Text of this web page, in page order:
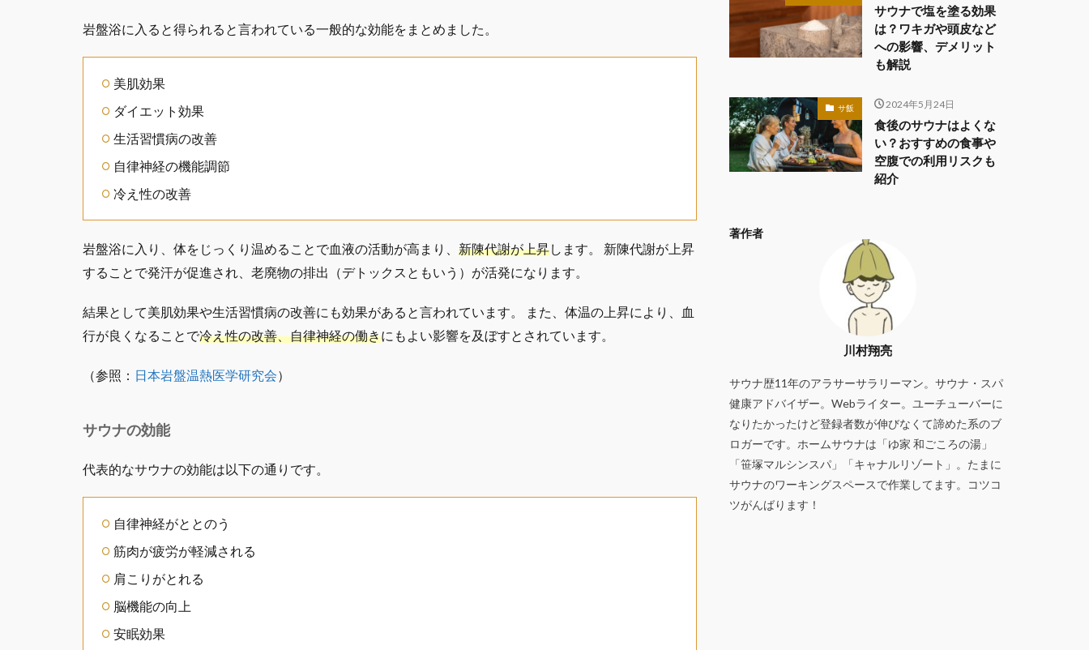
岩盤浴に入ると得られると言われている一般的な効能をまとめました。
美肌効果
ダイエット効果
生活習慣病の改善
自律神経の機能調節
冷え性の改善
岩盤浴に入り、体をじっくり温めることで血液の活動が高まり、 新陳代謝が上昇します。 新陳代謝が上昇
することで発汗が促進され、老廃物の排出（デトックスともいう）が活発になります。
結果として美肌効果や生活習慣病の改善にも効果があると言われています。 また、体温の上昇により、血
行が良くなることで冷え性の改善、自律神経の働きにもよい影響を及ぼすとされています。
（参照： 日本岩盤温熱医学研究会）
サウナの効能
代表的なサウナの効能は以下の通りです。
自律神経がととのう
筋肉が疲労が軽減される
肩こりがとれる
脳機能の向上
安眠効果
サウナで塩を塗る効果
は？ワキガや頭皮など
への影響、デメリット
も解説
サ飯 2024年5月24日
食後のサウナはよくな
い？おすすめの食事や
空腹での利用リスクも
紹介
著作者
川村翔亮
サウナ歴11年のアラサーサラリーマン。サウナ・スパ
健康アドバイザー。Webライター。ユーチューバーに
なりたかったけど登録者数が伸びなくて諦めた系のブ
ロガーです。ホームサウナは「ゆ家 和ごころの湯」
「笹塚マルシンスパ」「キャナルリゾート」。たまに
サウナのワーキングスペースで作業してます。コツコ
ツがんばります！